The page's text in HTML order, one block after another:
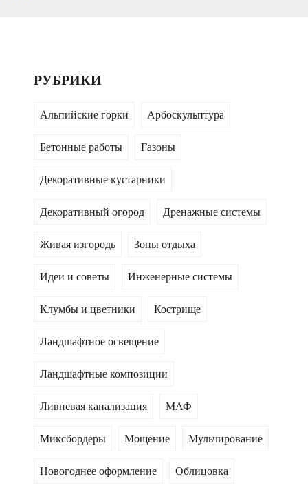
РУБРИКИ
Альпийские горки Арбоскульптура
Бетонные работы Газоны
Декоративные кустарники
Декоративный огород Дренажные системы
Живая изгородь Зоны отдыха
Идеи и советы Инженерные системы
Клумбы и цветники Кострище
Ландшафтное освещение
Ландшафтные композиции
Ливневая канализация МАФ
Миксбордеры Мощение Мульчирование
Новогоднее оформление Облицовка